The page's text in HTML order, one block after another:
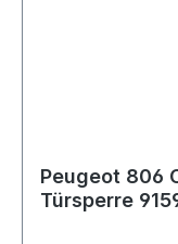
Peugeot 806
Türsperre